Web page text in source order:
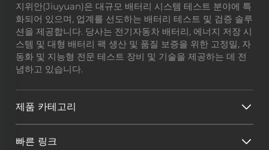
지위안(Jiuyuan)은 대규모 배터리 시스템 테스트 분야에 특
화되어 있으며, 업계를 선도하는 배터리 테스트 및 검증 솔루
션을 제공합니다. 당사는 전기자동차 배터리, 에너지 저장 시
스템 및 대형 배터리 팩 생산 및 품질 보증을 위한 고정밀, 자
동화 및 지능형 전문 테스트 장비 및 기술을 제공하는 데 전
념하고 있습니다.
제품 카테고리
빠른 링크